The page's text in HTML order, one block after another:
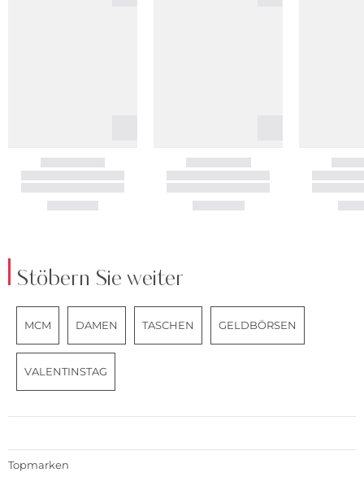
Stöbern Sie weiter
MCM DAMEN TASCHEN GELDBÖRSEN
VALENTINSTAG
Topmarken